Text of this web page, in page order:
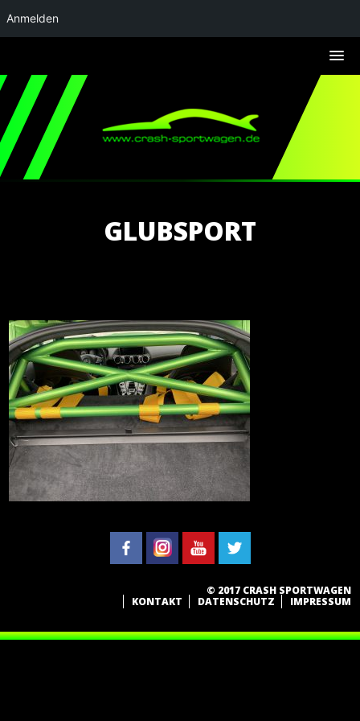
GLUBSPORT
© 2017 CRASH SPORTWAGEN
KONTAKT
DATENSCHUTZ IMPRESSUM
Anmelden